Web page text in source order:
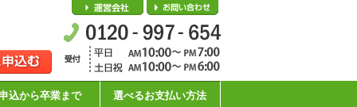
会社概要
込から卒業まで 選べるお支払い方法